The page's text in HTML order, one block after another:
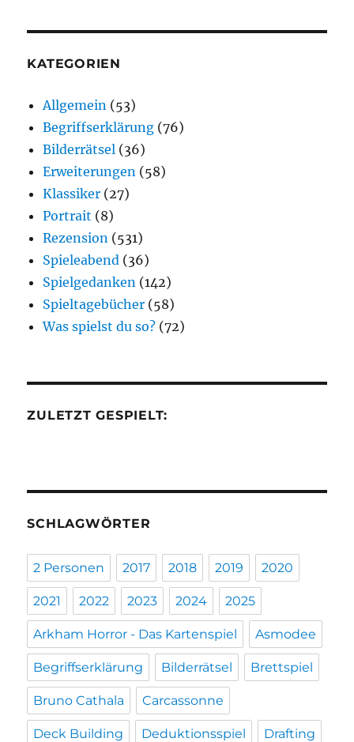
KATEGORIEN
Allgemein (53)
Begriffserklärung (76)
Bilderrätsel (36)
Erweiterungen (58)
Klassiker (27)
Portrait (8)
Rezension (531)
Spieleabend (36)
Spielgedanken (142)
Spieltagebücher (58)
Was spielst du so? (72)
ZULETZT GESPIELT:
SCHLAGWÖRTER
2 Personen 2017 2018 2019 2020
2021 2022 2023 2024 2025
Arkham Horror - Das Kartenspiel Asmodee
Begriffserklärung Bilderrätsel Brettspiel
Bruno Cathala Carcassonne
Deck Building Deduktionsspiel Drafting